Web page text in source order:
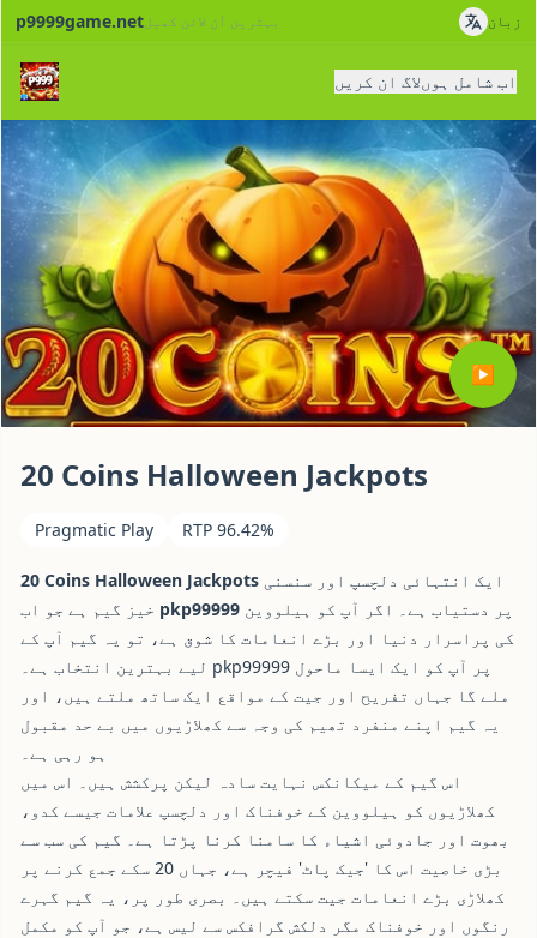
p9999game.netبہترین آن لائن کھیل زبان
لاگ ان کریںاب شامل ہوں
▶
20 Coins Halloween Jackpots
Pragmatic Play RTP 96.42%
20 Coins Halloween Jackpots
pkp99999
کی پراسرار دنیا اور بڑے انعامات کا شوق ہے، تو یہ گیم آپ کے
لیے بہترین انتخاب ہے۔ pkp99999 پر آپ کو ایک ایسا ماحول
ملے گا جہاں تفریح اور جیت کے مواقع ایک ساتھ ملتے ہیں، اور
یہ گیم اپنے منفرد تھیم کی وجہ سے کھلاڑیوں میں بے حد مقبول
ہو رہی ہے۔
اس گیم کے میکانکس نہایت سادہ لیکن پرکشش ہیں۔ اس میں
کھلاڑیوں کو ہیلووین کے خوفناک اور دلچسپ علامات جیسے کدو،
بھوت اور جادوئی اشیاء کا سامنا کرنا پڑتا ہے۔ گیم کی سب سے
بڑی خاصیت اس کا 'جیک پاٹ' فیچر ہے، جہاں 20 سکے جمع کرنے پر
کھلاڑی بڑے انعامات جیت سکتے ہیں۔ بصری طور پر، یہ گیم گہرے
رنگوں اور خوفناک مگر دلکش گرافکس سے لیس ہے، جو آپ کو مکمل